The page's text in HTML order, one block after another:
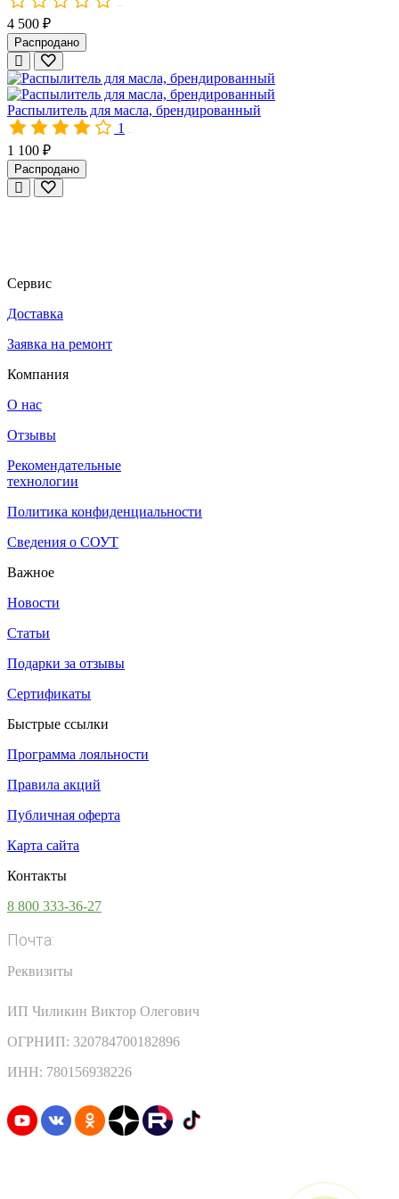
4 500 ₽
Распродано
Распылитель для масла, брендированный
1
1 100 ₽
Распродано
Сервис
Доставка
Заявка на ремонт
Компания
О нас
Отзывы
Рекомендательные
технологии
Политика конфиденциальности
Сведения о СОУТ
Важное
Новости
Статьи
Подарки за отзывы
Сертификаты
Быстрые ссылки
Программа лояльности
Правила акций
Публичная оферта
Карта сайта
Контакты
8 800 333-36-27
Почта:
Реквизиты
ИП Чиликин Виктор Олегович
ОГРНИП: 320784700182896
ИНН: 780156938226